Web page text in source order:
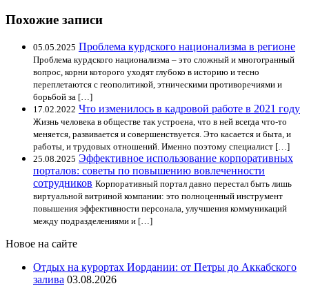
Похожие записи
05.05.2025 Проблема курдского национализма в регионе
Проблема курдского национализма – это сложный и многогранный
вопрос, корни которого уходят глубоко в историю и тесно
переплетаются с геополитикой, этническими противоречиями и
борьбой за […]
17.02.2022 Что изменилось в кадровой работе в 2021 году
Жизнь человека в обществе так устроена, что в ней всегда что-то
меняется, развивается и совершенствуется. Это касается и быта, и
работы, и трудовых отношений. Именно поэтому специалист […]
25.08.2025 Эффективное использование корпоративных
порталов: советы по повышению вовлеченности
сотрудников Корпоративный портал давно перестал быть лишь
виртуальной витриной компании: это полноценный инструмент
повышения эффективности персонала, улучшения коммуникаций
между подразделениями и […]
Новое на сайте
Отдых на курортах Иордании: от Петры до Аккабского
залива 03.08.2026